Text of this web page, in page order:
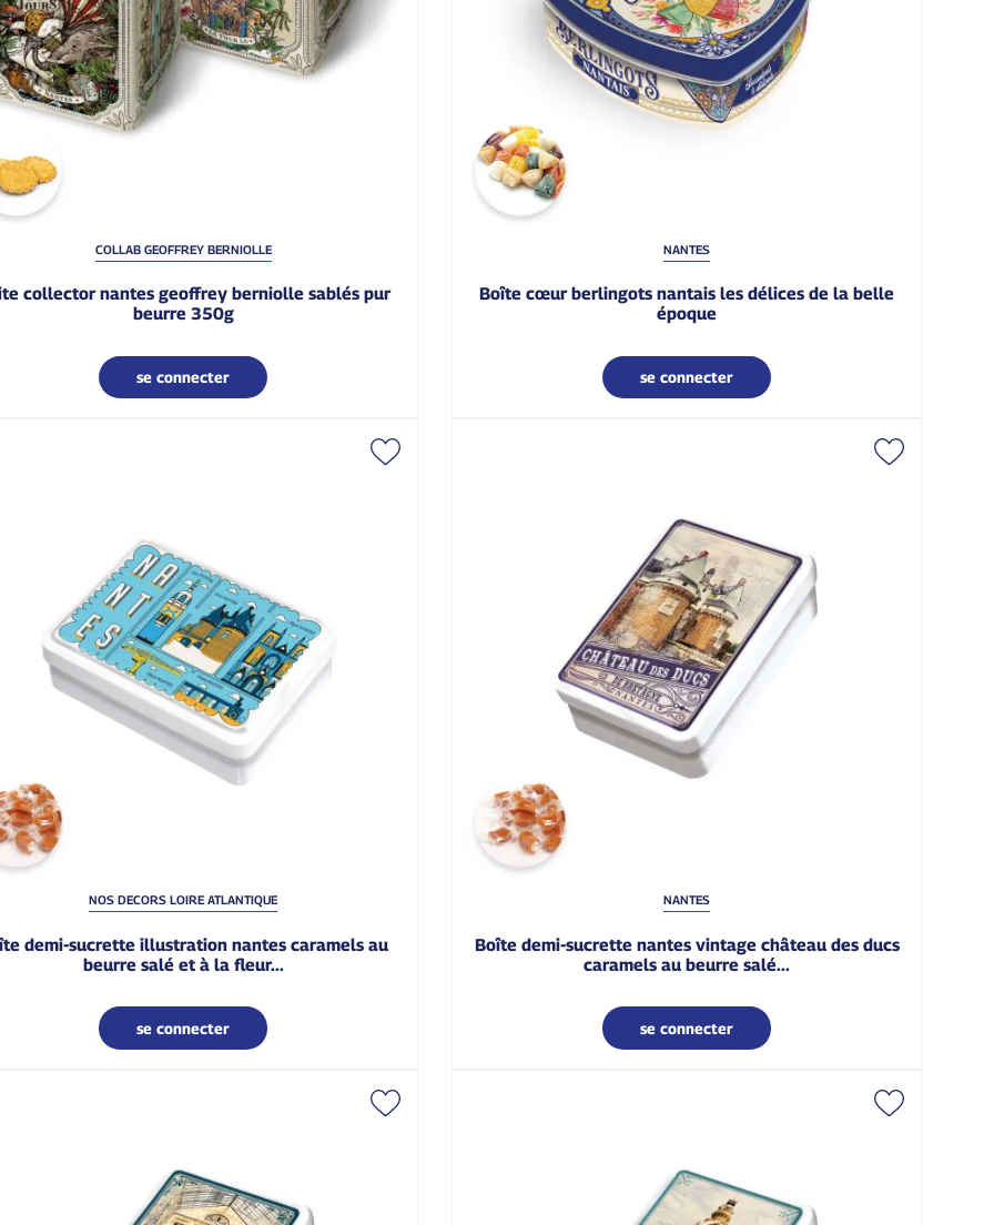
COLLAB GEOFFREY BERNIOLLE
beurre 350g
se connecter
NANTES
boîte cœur berlingots nantais les délices de la belle
époque
se connecter
NOS DECORS LOIRE ATLANTIQUE
beurre salé et à la fleur...
se connecter
NANTES
boîte demi-sucrette nantes vintage château des ducs
caramels au beurre salé...
se connecter